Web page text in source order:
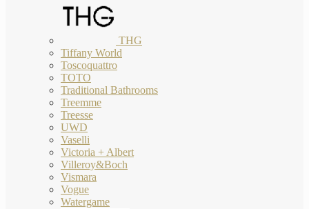
THG
Tiffany World
Toscoquattro
TOTO
Traditional Bathrooms
Treemme
Treesse
UWD
Vaselli
Victoria + Albert
Villeroy&Boch
Vismara
Vogue
Watergame